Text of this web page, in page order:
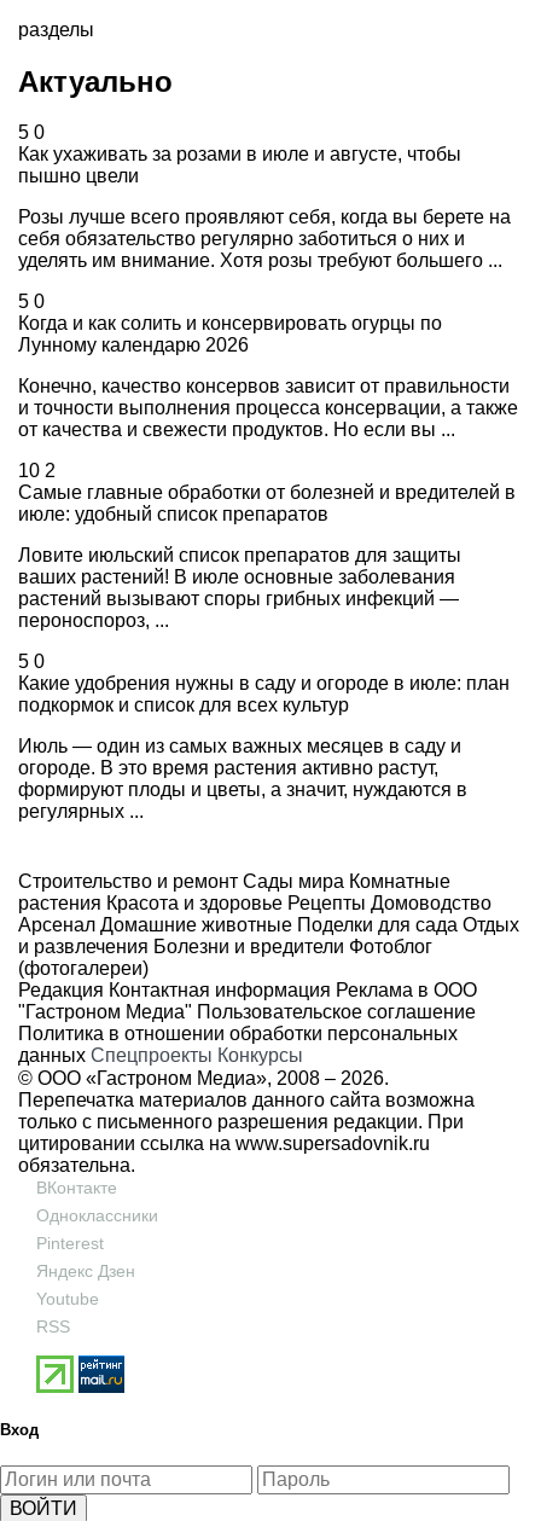
разделы
Актуально
5 0
Как ухаживать за розами в июле и августе, чтобы
пышно цвели
Розы лучше всего проявляют себя, когда вы берете на
себя обязательство регулярно заботиться о них и
уделять им внимание. Хотя розы требуют большего ...
5 0
Когда и как солить и консервировать огурцы по
Лунному календарю 2026
Конечно, качество консервов зависит от правильности
и точности выполнения процесса консервации, а также
от качества и свежести продуктов. Но если вы ...
10 2
Самые главные обработки от болезней и вредителей в
июле: удобный список препаратов
Ловите июльский список препаратов для защиты
ваших растений! В июле основные заболевания
растений вызывают споры грибных инфекций —
пероноспороз, ...
5 0
Какие удобрения нужны в саду и огороде в июле: план
подкормок и список для всех культур
Июль — один из самых важных месяцев в саду и
огороде. В это время растения активно растут,
формируют плоды и цветы, а значит, нуждаются в
регулярных ...
Строительство и ремонт Сады мира Комнатные
растения Красота и здоровье Рецепты Домоводство
Арсенал Домашние животные Поделки для сада Отдых
и развлечения Болезни и вредители Фотоблог
(фотогалереи)
Редакция Контактная информация Реклама в ООО
"Гастроном Медиа" Пользовательское соглашение
Политика в отношении обработки персональных
данных Спецпроекты Конкурсы
© ООО «Гастроном Медиа», 2008 – 2026.
Перепечатка материалов данного сайта возможна
только с письменного разрешения редакции. При
цитировании ссылка на www.supersadovnik.ru
обязательна.
ВКонтакте
Одноклассники
Pinterest
Яндекс Дзен
Youtube
RSS
Вход